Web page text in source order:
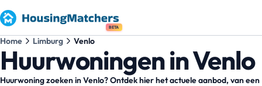
BETA
Home Limburg Venlo
Huurwoningen in Venlo
Huurwoning zoeken in Venlo? Ontdek hier het actuele aanbod, van een